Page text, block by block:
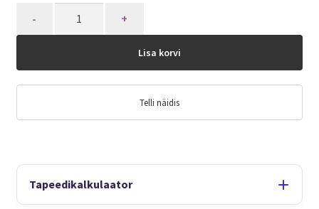
Lisa korvi
Telli näidis
Tapeedikalkulaator